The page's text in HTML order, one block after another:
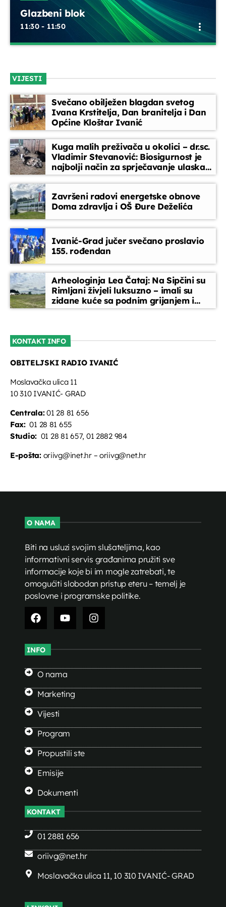
Telefonski oglasi
12:00 - 12:05
Dnevnik
12:45 - 13:00
Glazbeni blok
13:00 - 13:30
Glazbeni blok
11:30 - 11:50 more_vert
Blok dobre glazbe donosi lagane ritmove, domaće i strane
pjesme koje prate vaše svakodnevne trenutke
VIJESTI
Svečano obilježen blagdan svetog
Ivana Krstitelja, Dan branitelja i Dan
Općine Kloštar Ivanić
Kuga malih preživača u okolici – dr.sc.
Vladimir Stevanović: Biosigurnost je
najbolji način za sprječavanje ulaska
bolesti
Završeni radovi energetske obnove
Doma zdravlja i OŠ Đure Deželića
Ivanić-Grad jučer svečano proslavio
155. rođendan
Arheologinja Lea Čataj: Na Sipčini su
Rimljani živjeli luksuzno – imali su
zidane kuće sa podnim grijanjem i
oslikanim zidovima
KONTAKT INFO
OBITELJSKI RADIO IVANIĆ
Moslavačka ulica 11
10 310 IVANIĆ- GRAD
Centrala:01 28 81 656
Fax:01 28 81 655
Studio: 01 28 81 657, 01 2882 984
E-pošta:oriivg@inet.hr – oriivg@net.hr
O NAMA
Biti na usluzi svojim slušateljima, kao
informativni servis građanima pružiti sve
informacije koje bi im mogle zatrebati, te
omogućiti slobodan pristup eteru – temelj je
poslovne i programske politike.
INFO
O nama
Marketing
Vijesti
Program
Propustili ste
Emisije
Dokumenti
KONTAKT
01 2881 656
oriivg@net.hr
Moslavačka ulica 11, 10 310 IVANIĆ- GRAD